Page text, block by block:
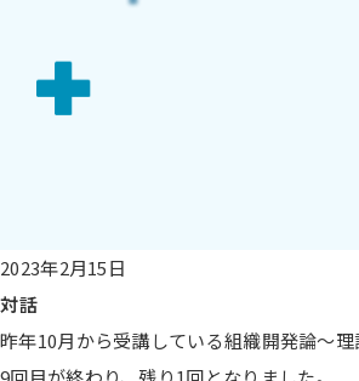
2023年2月15日
対話
昨年10月から受講している組織開発論～理